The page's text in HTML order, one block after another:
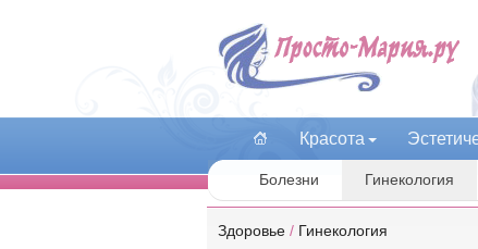
Красота
Болезни Гинекология
Здоровье / Гинекология